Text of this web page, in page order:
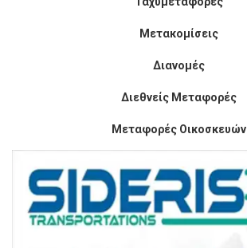
Μετακομίσεις
Διανομές
Διεθνείς Μεταφορές
Μεταφορές Οικοσκευών